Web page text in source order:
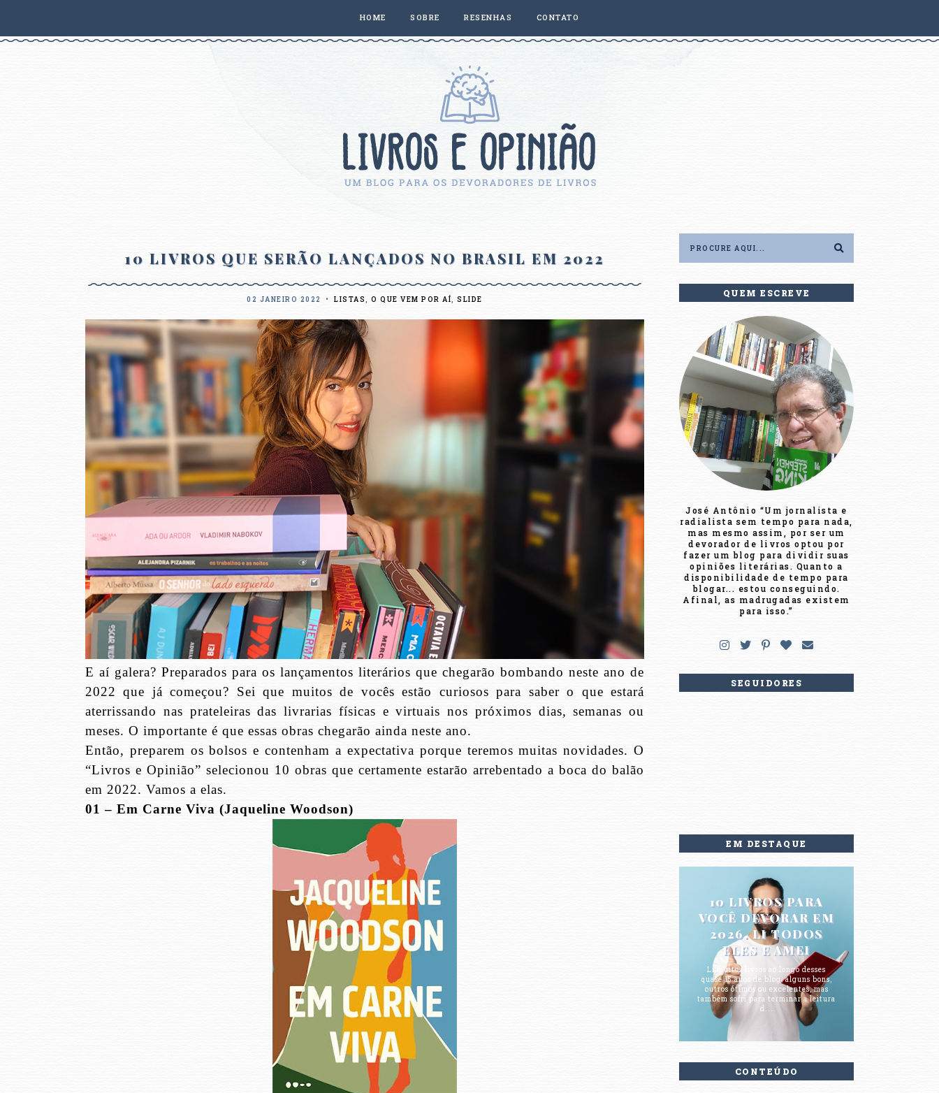
HOME SOBRE RESENHAS CONTATO
10 LIVROS QUE SERÃO LANÇADOS NO BRASIL EM 2022
02 JANEIRO 2022 • LISTAS, O QUE VEM POR AÍ, SLIDE
E aí galera? Preparados para os lançamentos literários que chegarão bombando neste ano de
2022 que já começou? Sei que muitos de vocês estão curiosos para saber o que estará
aterrissando nas prateleiras das livrarias físicas e virtuais nos próximos dias, semanas ou
meses. O importante é que essas obras chegarão ainda neste ano.
Então, preparem os bolsos e contenham a expectativa porque teremos muitas novidades. O
“Livros e Opinião” selecionou 10 obras que certamente estarão arrebentado a boca do balão
em 2022. Vamos a elas.
01 – Em Carne Viva (Jaqueline Woodson)
QUEM ESCREVE
José Antônio “Um jornalista e
radialista sem tempo para nada,
mas mesmo assim, por ser um
devorador de livros optou por
fazer um blog para dividir suas
opiniões literárias. Quanto a
disponibilidade de tempo para
blogar... estou conseguindo.
Afinal, as madrugadas existem
para isso.”
SEGUIDORES
EM DESTAQUE
10 LIVROS PARA
VOCÊ DEVORAR EM
2026. LI TODOS
ELES E AMEI
Li muitos livros ao longo desses
quase 15 anos de blog; alguns bons,
outros ótimos ou excelentes, mas
também sofri para terminar a leitura
d...
CONTEÚDO